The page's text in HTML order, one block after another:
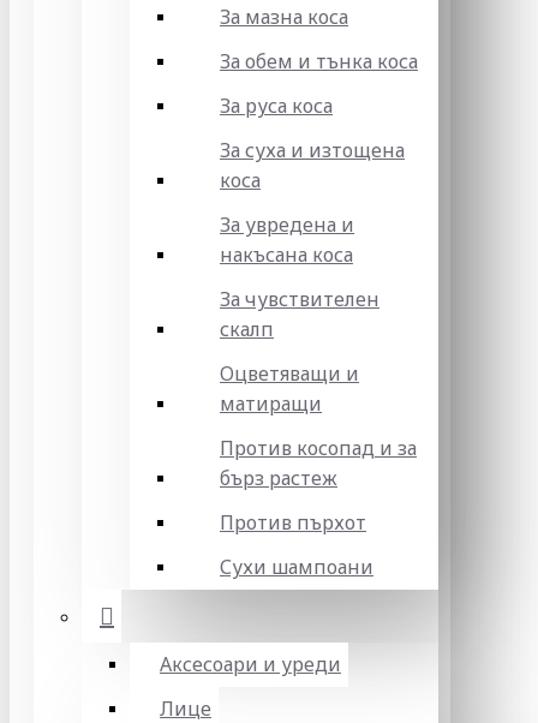
За мазна коса
За обем и тънка коса
За руса коса
За суха и изтощена
коса
За увредена и
накъсана коса
За чувствителен
скалп
Оцветяващи и
матиращи
Против косопад и за
бърз растеж
Против пърхот
Сухи шампоани
Аксесоари и уреди
Лице